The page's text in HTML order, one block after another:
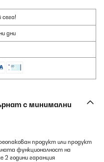
сега!
дни
с минимални
продукт или продукт
функционалност на
2 години гаранция